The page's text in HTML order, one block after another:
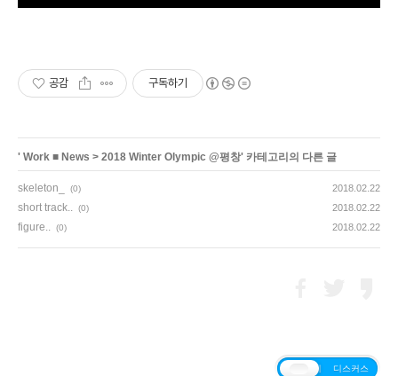
공감 구독하기
' Work ■ News > 2018 Winter Olympic @평창' 카테고리의 다른 글
skeleton_ (0) 2018.02.22
short track.. (0) 2018.02.22
figure.. (0) 2018.02.22
티스토리 디스커스